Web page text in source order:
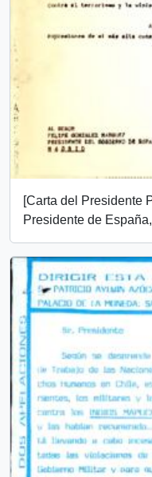
[Carta del Presidente
Presidente de